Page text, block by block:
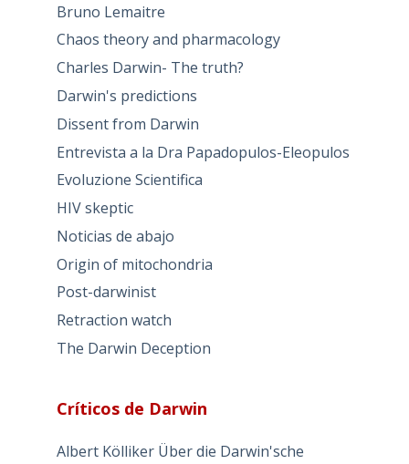
Bruno Lemaitre
Chaos theory and pharmacology
Charles Darwin- The truth?
Darwin's predictions
Dissent from Darwin
Entrevista a la Dra Papadopulos-Eleopulos
Evoluzione Scientifica
HIV skeptic
Noticias de abajo
Origin of mitochondria
Post-darwinist
Retraction watch
The Darwin Deception
Críticos de Darwin
Albert Kölliker Über die Darwin'sche